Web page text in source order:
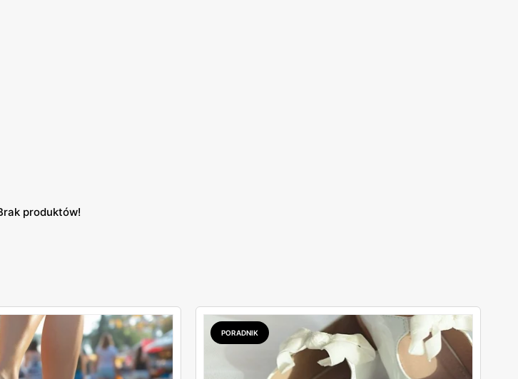
produktów!
PORADNIK